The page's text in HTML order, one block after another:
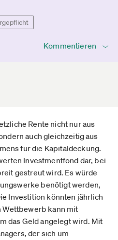
Kommentieren
Rente nicht nur aus
auch gleichzeitig aus
für die Kapitaldeckung.
Investmentfond dar, bei
gestreut wird. Es würde
benötigt werden,
Investition könnten jährlich
Wettbewerb kann mit
das Geld angelegt wird. Mit
der sich um